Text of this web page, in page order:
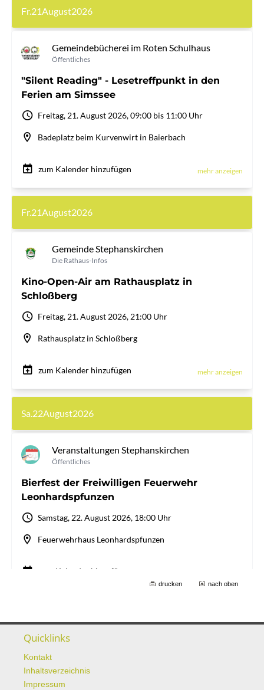
drucken nach oben
Quicklinks
Kontakt
Inhaltsverzeichnis
Impressum